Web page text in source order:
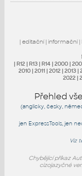
| editační| informační|
| R12 | R13 | R14 | 2000 |
2010 | 2011 | 2012 | 2013 |
2022 |
Přehled
(anglicky, česky,
jen ExpressTools , jen
Viz
Chybějící příkaz
cizojazyčné